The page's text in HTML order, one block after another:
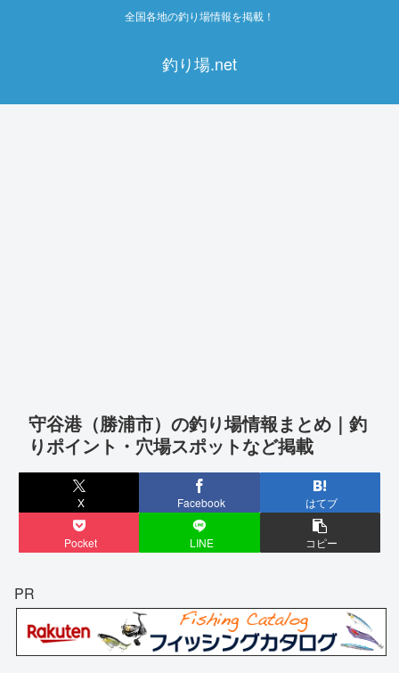
全国各地の釣り場情報を掲載！
釣り場.net
守谷港（勝浦市）の釣り場情報まとめ｜釣
りポイント・穴場スポットなど掲載
X Facebook はてブ
Pocket LINE コピー
PR